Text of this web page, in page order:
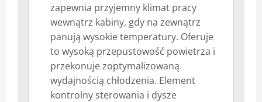
zapewnia przyjemny klimat pracy
wewnątrz kabiny, gdy na zewnątrz
panują wysokie temperatury. Oferuje
to wysoką przepustowość powietrza i
przekonuje zoptymalizowaną
wydajnością chłodzenia. Element
kontrolny sterowania i dysze